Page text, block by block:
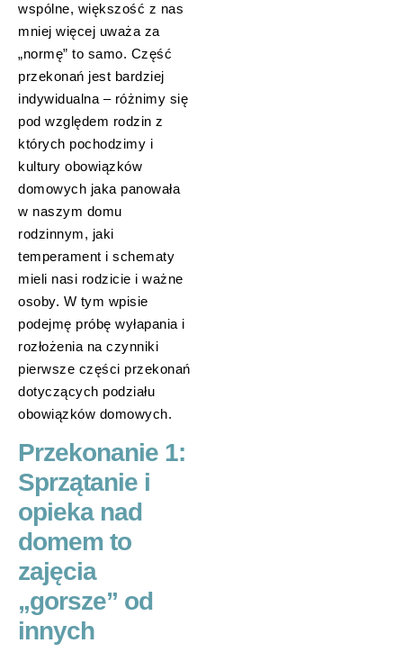
wspólne, większość z nas
mniej więcej uważa za
„normę” to samo. Część
przekonań jest bardziej
indywidualna – różnimy się
pod względem rodzin z
których pochodzimy i
kultury obowiązków
domowych jaka panowała
w naszym domu
rodzinnym, jaki
temperament i schematy
mieli nasi rodzicie i ważne
osoby. W tym wpisie
podejmę próbę wyłapania i
rozłożenia na czynniki
pierwsze części przekonań
dotyczących podziału
obowiązków domowych.
Przekonanie 1:
Sprzątanie i
opieka nad
domem to
zajęcia
„gorsze” od
innych